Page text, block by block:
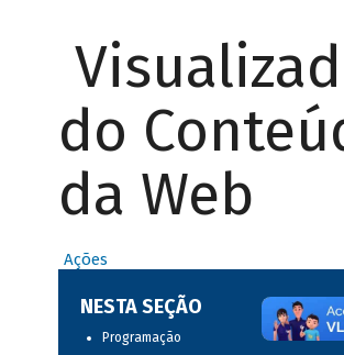
do
da Web
Ações
NESTA SEÇÃO
Programação